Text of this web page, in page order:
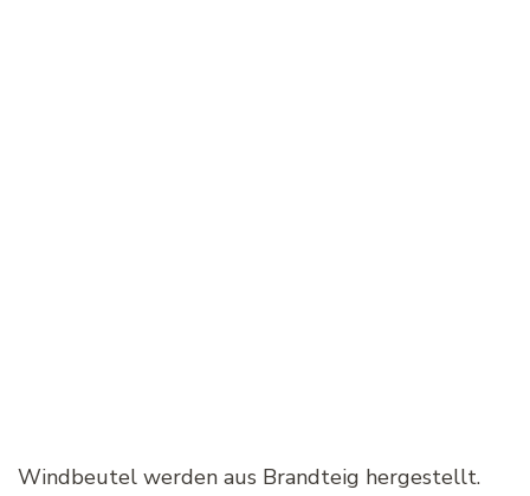
Windbeutel werden aus Brandteig hergestellt.